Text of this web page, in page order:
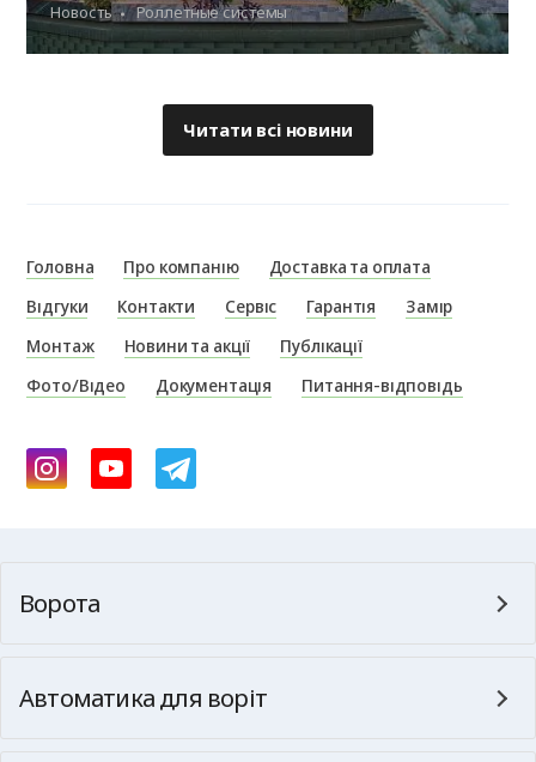
Новость Роллетные системы
Читати всі новини
Головна Про компанію
Доставка та оплата
Відгуки
Контакти Сервіс Гарантія
Замір
Монтаж
Новини та акції
Публікації
Фото/Відео
Документація Питання-відповідь
Ворота
Автоматика для воріт